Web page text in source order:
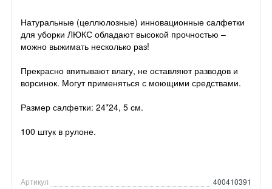
Натуральные (целлюлозные) инновационные салфетки
для уборки ЛЮКС обладают высокой прочностью –
можно выжимать несколько раз!
Прекрасно впитывают влагу, не оставляют разводов и
ворсинок. Могут применяться с моющими средствами.
Размер салфетки: 24*24, 5 см.
100 штук в рулоне.
Артикул
400410391